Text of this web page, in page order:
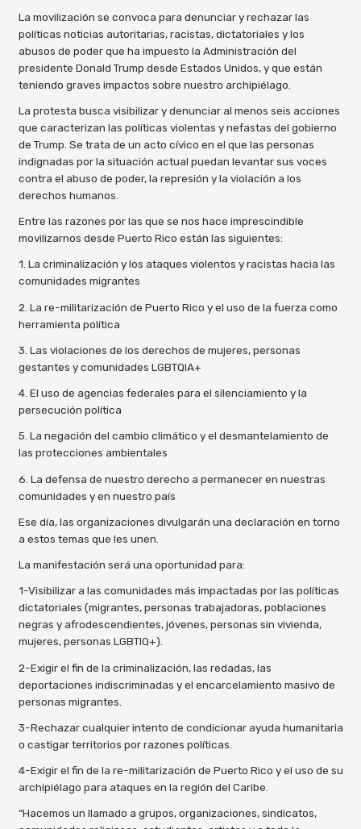
La movilización se convoca para denunciar y rechazar las
políticas noticias autoritarias, racistas, dictatoriales y los
abusos de poder que ha impuesto la Administración del
presidente Donald Trump desde Estados Unidos, y que están
teniendo graves impactos sobre nuestro archipiélago.
La protesta busca visibilizar y denunciar al menos seis acciones
que caracterizan las políticas violentas y nefastas del gobierno
de Trump. Se trata de un acto cívico en el que las personas
indignadas por la situación actual puedan levantar sus voces
contra el abuso de poder, la represión y la violación a los
derechos humanos.
Entre las razones por las que se nos hace imprescindible
movilizarnos desde Puerto Rico están las siguientes:
1. La criminalización y los ataques violentos y racistas hacia las
comunidades migrantes
2. La re-militarización de Puerto Rico y el uso de la fuerza como
herramienta política
3. Las violaciones de los derechos de mujeres, personas
gestantes y comunidades LGBTQIA+
4. El uso de agencias federales para el silenciamiento y la
persecución política
5. La negación del cambio climático y el desmantelamiento de
las protecciones ambientales
6. La defensa de nuestro derecho a permanecer en nuestras
comunidades y en nuestro país
Ese día, las organizaciones divulgarán una declaración en torno
a estos temas que les unen.
La manifestación será una oportunidad para:
1-Visibilizar a las comunidades más impactadas por las políticas
dictatoriales (migrantes, personas trabajadoras, poblaciones
negras y afrodescendientes, jóvenes, personas sin vivienda,
mujeres, personas LGBTIQ+).
2-Exigir el fin de la criminalización, las redadas, las
deportaciones indiscriminadas y el encarcelamiento masivo de
personas migrantes.
3-Rechazar cualquier intento de condicionar ayuda humanitaria
o castigar territorios por razones políticas.
4-Exigir el fin de la re-militarización de Puerto Rico y el uso de su
archipiélago para ataques en la región del Caribe.
“Hacemos un llamado a grupos, organizaciones, sindicatos,